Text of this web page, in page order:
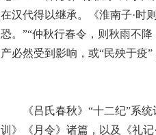
在汉代得以继承。《淮南子·时
恐。”“仲秋行春令，则秋雨不
产必然受到影响，或“民殃于疫”
《吕氏春秋》“十二纪”系
训》《月令》诸篇，以及《礼